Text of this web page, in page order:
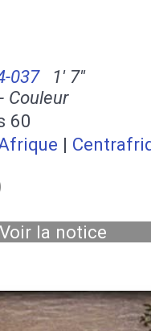
037
1' 7''
Couleur
60
|
Voir la notice